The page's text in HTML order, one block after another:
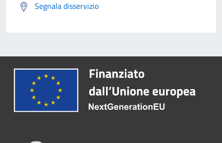
Segnala disservizio